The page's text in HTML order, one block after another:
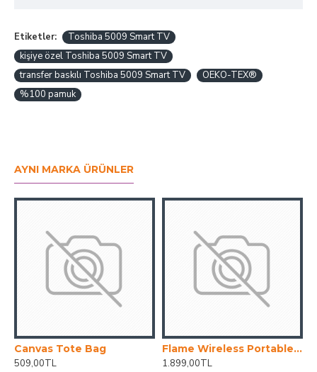
Etiketler:
Toshiba 5009 Smart TV
kişiye özel Toshiba 5009 Smart TV
transfer baskılı Toshiba 5009 Smart TV
OEKO-TEX®
%100 pamuk
AYNI MARKA ÜRÜNLER
Canvas Tote Bag
509,00TL
Flame Wireless Portable Speaker
1.899,00TL